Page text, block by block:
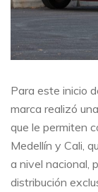
Para este inicio
marca realizó
que le permiten
Medellín y Cali,
a nivel nacional,
distribución